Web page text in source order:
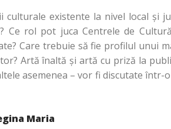
existente la nivel local şi
Ce rol pot juca Centrele de
Care trebuie să fie profilul unui
Artă înaltă şi artă cu priză la
asemenea – vor fi discutate într-
Maria